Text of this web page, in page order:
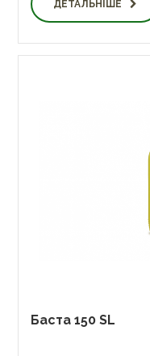
ДЕТАЛЬНІШЕ
Баста 150 SL